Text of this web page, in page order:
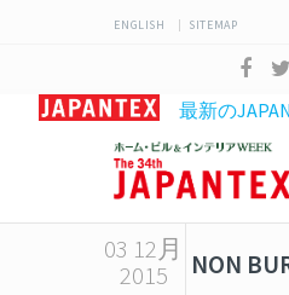
ENGLISH SITEMAP
最新の
03 12月
2015
NON